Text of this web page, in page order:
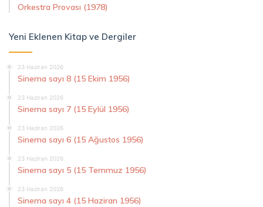
Orkestra Provası (1978)
Yeni Eklenen Kitap ve Dergiler
23 Haziran 2026
Sinema sayı 8 (15 Ekim 1956)
23 Haziran 2026
Sinema sayı 7 (15 Eylül 1956)
23 Haziran 2026
Sinema sayı 6 (15 Ağustos 1956)
23 Haziran 2026
Sinema sayı 5 (15 Temmuz 1956)
23 Haziran 2026
Sinema sayı 4 (15 Haziran 1956)